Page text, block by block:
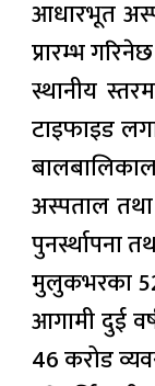
आधारभूत
प्रारम्भ
स्थानीय
टाइफाइड
अस्पताल
पुनर्स्थापना
मुलुकभरका 52
आगामी दुई
46 करोड